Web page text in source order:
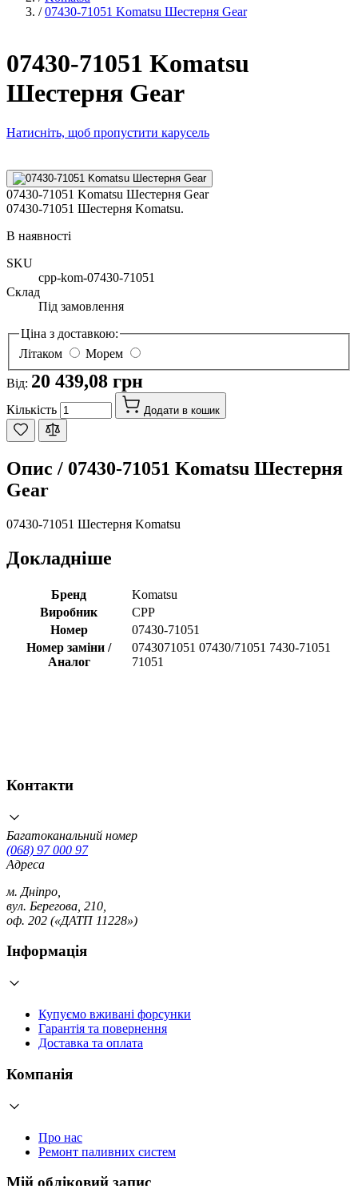
/ 07430-71051 Komatsu Шестерня Gear
07430-71051 Komatsu
Шестерня Gear
Натисніть, щоб пропустити карусель
07430-71051 Komatsu Шестерня Gear
07430-71051 Шестерня Komatsu.
В наявності
SKU
cpp-kom-07430-71051
Склад
Під замовлення
Ціна з доставкою:
Літаком
Морем
Від: 20 439,08 грн
Кількість Додати в кошик
Опис / 07430-71051 Komatsu Шестерня
Gear
07430-71051 Шестерня Komatsu
Докладніше
Бренд
Komatsu
Виробник
CPP
Номер
07430-71051
Номер заміни /
Аналог
0743071051 07430/71051 7430-71051
71051
Контакти
Багатоканальний номер
(068) 97 000 97
Адреса
м. Дніпро,
вул. Берегова, 210,
оф. 202 («ДАТП 11228»)
Інформація
Купуємо вживані форсунки
Гарантія та повернення
Доставка та оплата
Компанія
Про нас
Ремонт паливних систем
Мій обліковий запис